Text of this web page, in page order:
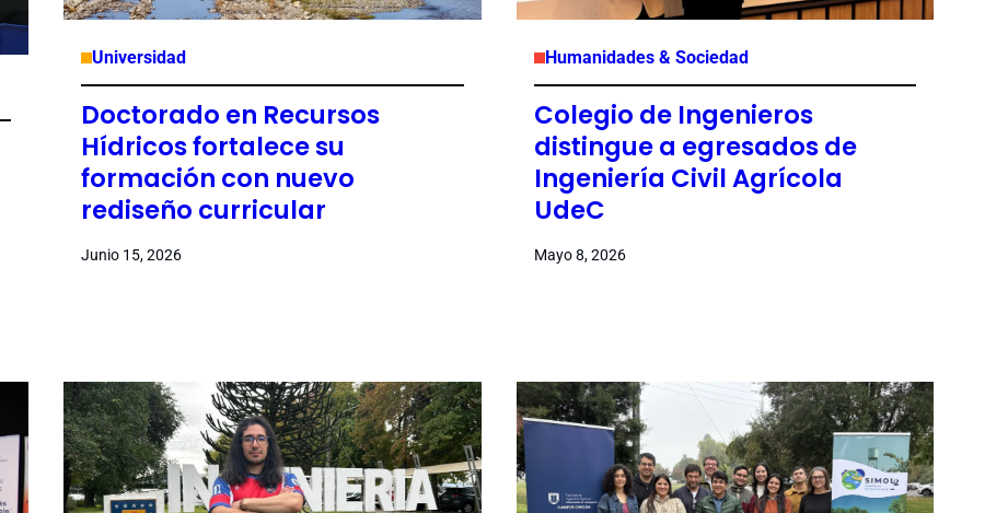
Universidad
Doctorado en Recursos
Hídricos fortalece su
formación con nuevo
rediseño curricular
Junio 15, 2026
Humanidades & Sociedad
Colegio de Ingenieros
distingue a egresados de
Ingeniería Civil Agrícola
UdeC
Mayo 8, 2026